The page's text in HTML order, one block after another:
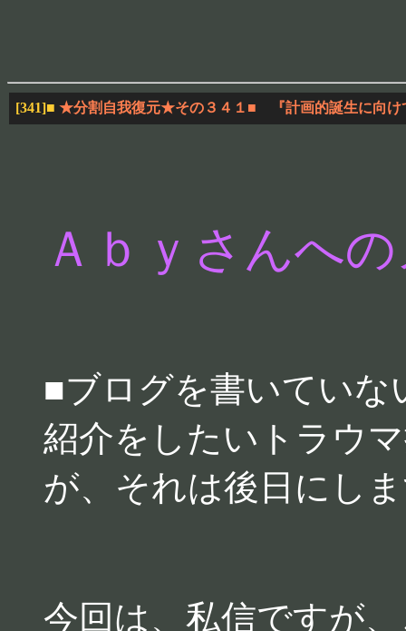
[341]■ ★分割自我復元★その３４１■ 『計画的誕生に向け
Ａｂｙさんへ
■ブログを書いていな
紹介をしたいトラウ
が、それは後日にし
今回は、私信ですが